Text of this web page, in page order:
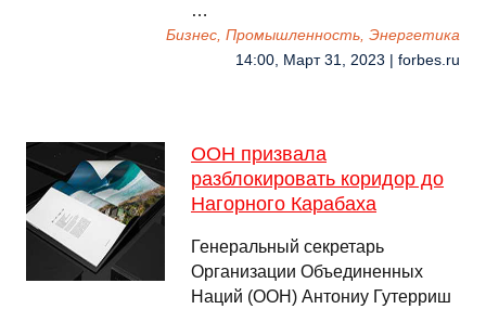
…
Бизнес, Промышленность, Энергетика
14:00, Март 31, 2023 | forbes.ru
ООН призвала
разблокировать коридор до
Нагорного Карабаха
Генеральный секретарь
Организации Объединенных
Наций (ООН) Антониу Гутерриш